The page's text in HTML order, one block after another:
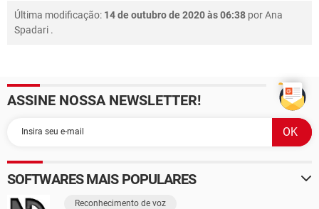
Última modificação: 14 de outubro de 2020 às 06:38 porAna
Spadari .
ASSINE NOSSA NEWSLETTER!
SOFTWARES MAIS POPULARES
Reconhecimento de voz